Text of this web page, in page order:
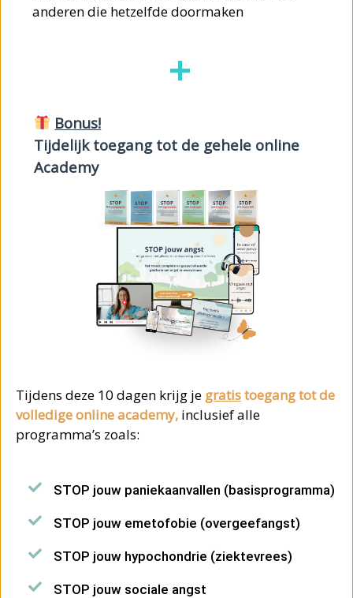
anderen die hetzelfde doormaken
+
Bonus!
Tijdelijk toegang tot de gehele online
Academy
Tijdens deze 10 dagen krijg je gratistoegang tot de
volledige online academy, inclusief alle
programma’s zoals:
STOP jouw paniekaanvallen (basisprogramma)
STOP jouw emetofobie (overgeefangst)
STOP jouw hypochondrie (ziektevrees)
STOP jouw sociale angst